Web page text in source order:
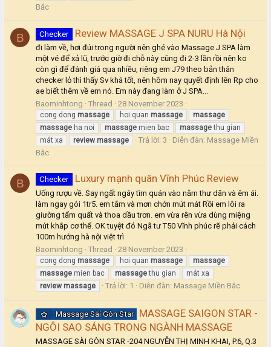
Bắc
B Checker Review MASSAGE J SPA NURU Hà Nội
đi làm về, hơi đúi trong người nên ghé vào Massage J SPA làm
một vé để xả lũ, trước giờ đi chỗ này cũng đi 2-3 lần rồi nên ko
còn gì để đánh giá qua nhiều, riêng em J79 theo bản thân
checker lỏ thì thấy Sv khá tốt, nên hôm nay quyết định lên Rp cho
ae biết thêm về em nó. Em này đang làm ở J SPA...
Baominhtong
Thread 28 November 2023
cong dong massage hoi quan massage
massage
massage ha noi massage mien bac massagethu gian
mát xa
review massage Trả lời: 3 Diễn đàn: Massage Miền
Bắc
B Checker Luxury mạnh quân Vĩnh Phúc Review
Uống rượu về. Say ngất ngây tìm quán vào nằm thư dãn và êm ái.
làm ngay gói 1tr5. em tắm và mơn chớn mút mát Rồi em lôi ra
giường tẩm quất và thoa dầu trơn. em vừa rên vừa dùng miệng
mút khắp cơ thể. OK tuyệt đó Ngã tư T50 Vĩnh phúc rẽ phải cách
100m hướng hà nội việt trì
Baominhtong
Thread 28 November 2023
cong dong massage hoi quan massage
massage
massage mien bac massagethu gian
mát xa
review massage Trả lời: 1 Diễn đàn: Massage Miền Bắc
Massage Sài Gòn Star MASSAGE SAIGON STAR -
NGÔI SAO SÁNG TRONG NGÀNH MASSAGE
MASSAGE SÀI GÒN STAR -204 NGUYỄN THỊ MINH KHAI, P.6, Q.3